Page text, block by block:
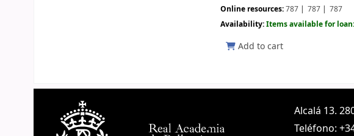
Online resources:787 787
787
Availability:Items available for loan:
Add to cart
Alcalá 13.
Teléfono: